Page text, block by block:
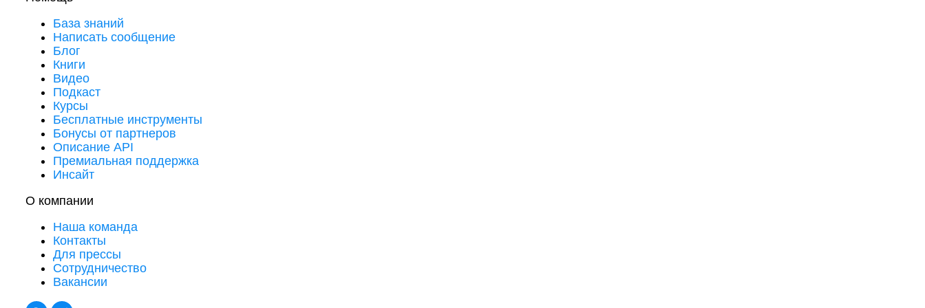
База знаний
Написать сообщение
Блог
Книги
Видео
Подкаст
Курсы
Бесплатные инструменты
Бонусы от партнеров
Описание API
Премиальная поддержка
Инсайт
О компании
Наша команда
Контакты
Для прессы
Сотрудничество
Вакансии